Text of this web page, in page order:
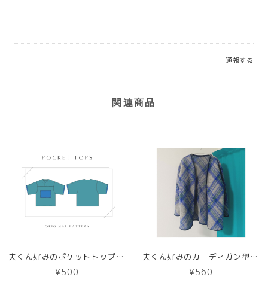
通報する
関連商品
夫くん好みのポケットトップス【DL版／レシピ付き】商用利用可能
¥500
夫くん好みのカーディガン型紙【紙版】
¥560